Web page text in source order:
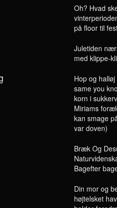
Oh? Hvad
på floor til
Juletiden
med klippe-
Hop og
same you
korn i
Miriams
kan smage
var doven)
Bræk Og
Bagefter
Din mor og
højtelsket